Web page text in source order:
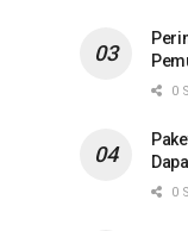
0
0